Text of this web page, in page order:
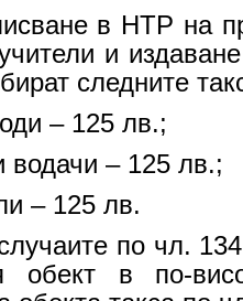
в НТР на
и
следните
– 125 лв.;
водачи – 125 лв.;
– 125 лв.
по чл.
обект в по-